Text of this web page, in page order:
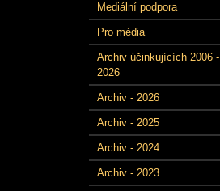
Mediální podpora
Pro média
Archiv účinkujících 2006 -
2026
Archiv - 2026
Archiv - 2025
Archiv - 2024
Archiv - 2023